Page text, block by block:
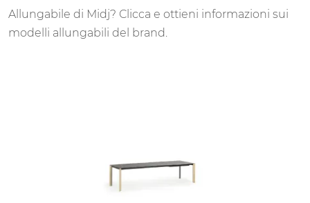
Allungabile di Midj? Clicca e ottieni informazioni sui
modelli allungabili del brand.